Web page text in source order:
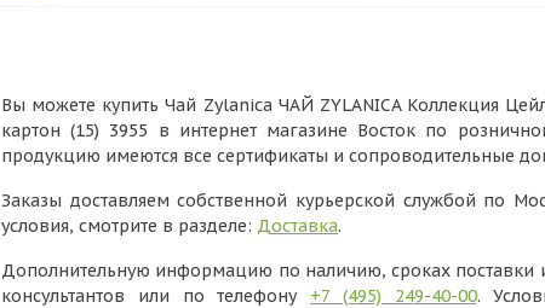
Вы можете купить Чай Zylanica ЧАЙ ZYLANICA Коллекция
картон (15) 3955 в интернет магазине Восток по
продукцию имеются все сертификаты и сопроводительные
Заказы доставляем собственной курьерской службой по
условия, смотрите в разделе: Доставка.
Дополнительную информацию по наличию, сроках поставки
консультантов или по телефону +7 (495) 249-40-00.